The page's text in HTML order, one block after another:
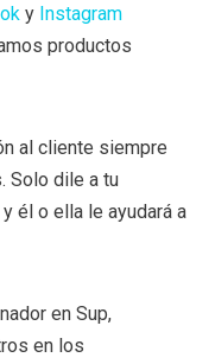
y Instagram
productos
al cliente siempre
Solo dile a tu
él o ella le ayudará a
en Sup,
en los